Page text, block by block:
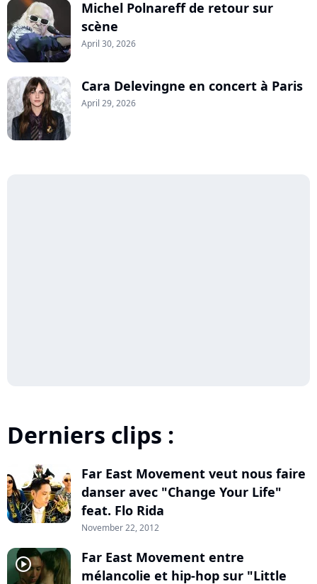
Michel Polnareff de retour sur
scène
April 30, 2026
Cara Delevingne en concert à Paris
April 29, 2026
Derniers clips :
player2
Far East Movement veut nous faire
danser avec "Change Your Life"
feat. Flo Rida
November 22, 2012
player2
Far East Movement entre
mélancolie et hip-hop sur "Little